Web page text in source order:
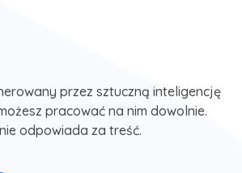
przez sztuczną inteligencję
pracować na nim dowolnie.
odpowiada za treść.